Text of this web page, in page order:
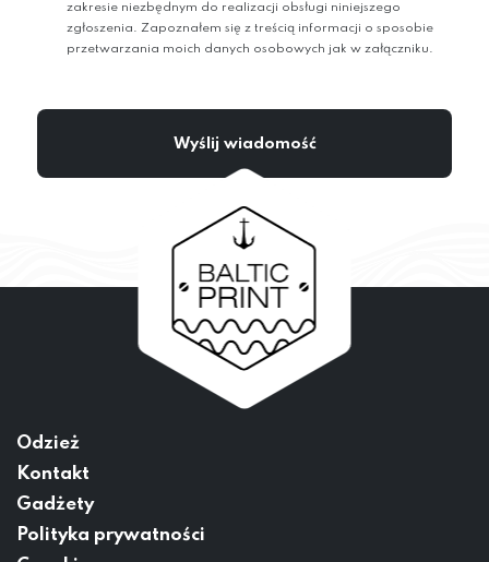
zakresie niezbędnym do realizacji obsługi niniejszego
zgłoszenia. Zapoznałem się z treścią informacji o sposobie
przetwarzania moich danych osobowych jak w załączniku.
Odzież
Kontakt
Gadżety
Polityka prywatności